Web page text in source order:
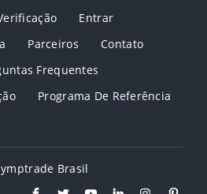
Entrar
Parceiros
Contato
Frequentes
Programa De Referência
Brasil